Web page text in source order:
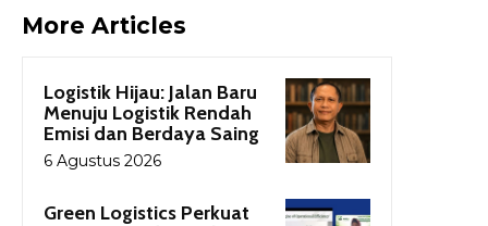
More Articles
Logistik Hijau: Jalan Baru
Menuju Logistik Rendah
Emisi dan Berdaya Saing
6 Agustus 2026
Green Logistics Perkuat